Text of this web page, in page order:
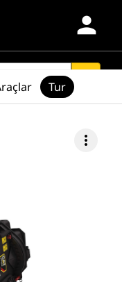
person
more_vert
Tur